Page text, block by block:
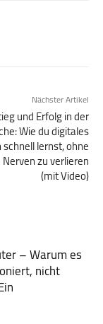
Nächster Artikel
und Erfolg in der
Wie du digitales
lernst, ohne
zu verlieren
(mit Video)
– Warum es
nicht